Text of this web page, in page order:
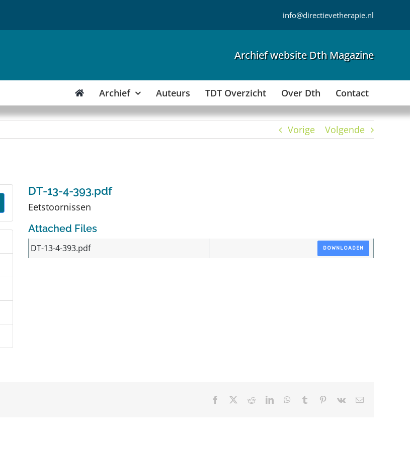
info@directievetherapie.nl
Archief website Dth Magazine
Archief Auteurs TDT Overzicht Over Dth Contact
Vorige Volgende
DT-13-4-393.pdf
Eetstoornissen
Attached Files
DT-13-4-393.pdf DOWNLOADEN
Facebook RedditLinkedInWhatsApp
Tumblr Pinterest
Vk
E-